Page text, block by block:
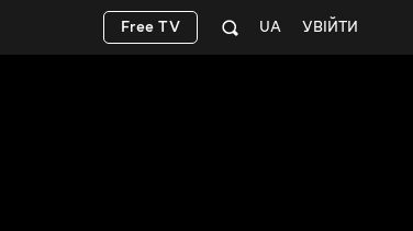
УВІЙТИ
UA
Free TV